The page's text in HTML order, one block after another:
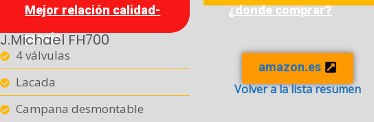
Mejor relación calidad-
precio
J.Michael FH700
4 válvulas
Lacada
Campana desmontable
¿donde comprar?
amazon.es
Volver a la lista resumen